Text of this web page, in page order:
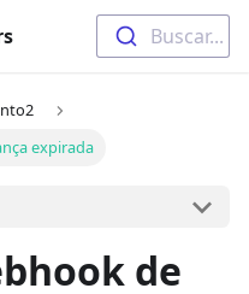
Buscar...
expirada
de